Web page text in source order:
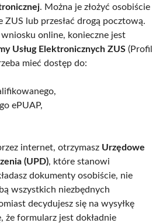
. Można je złożyć osobiście
ZUS lub przesłać drogą pocztową.
online, konieczne jest
Usług Elektronicznych ZUS (Profil
mieć dostęp do:
ePUAP,
internet, otrzymasz Urzędowe
(UPD), które stanowi
dokumenty osobiście, nie
wszystkich niezbędnych
decydujesz się na wysyłkę
że formularz jest dokładnie